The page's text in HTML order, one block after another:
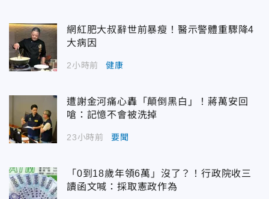
網紅肥大叔辭世前暴瘦！醫示警體重驟降4
大病因
2小時前 健康
遭謝金河痛心轟「顛倒黑白」！蔣萬安回
嗆：記憶不會被洗掉
23小時前 要聞
「0到18歲年領6萬」沒了？！行政院收三
讀函文喊：採取憲政作為